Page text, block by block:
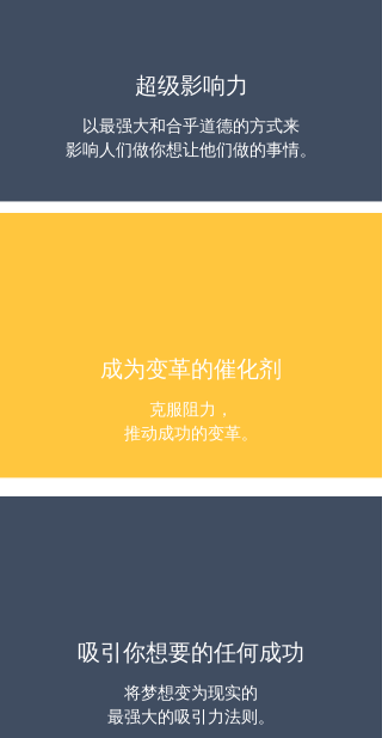
超级影响力
以最强大和合乎道德的方式来
影响人们做你想让他们做的事情。
成为变革的催化剂
克服阻力，
推动成功的变革。
吸引你想要的任何成功
将梦想变为现实的
最强大的吸引力法则。